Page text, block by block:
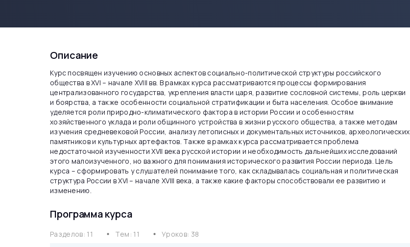
Описание
Курс посвящен изучению основных аспектов социально-политической структуры российского
общества в XVI – начале XVIII вв. В рамках курса рассматриваются процессы формирования
централизованного государства, укрепления власти царя, развитие сословной системы, роль церкви
и боярства, а также особенности социальной стратификации и быта населения. Особое внимание
уделяется роли природно-климатического фактора в истории России и особенностям
хозяйственного уклада и роли общинного устройства в жизни русского общества, а также методам
изучения средневековой России, анализу летописных и документальных источников, археологических
памятников и культурных артефактов. Также в рамках курса рассматривается проблема
недостаточной изученности XVII века русской истории и необходимость дальнейших исследований
этого малоизученного, но важного для понимания исторического развития России периода. Цель
курса – сформировать у слушателей понимание того, как складывалась социальная и политическая
структура России в XVI – начале XVIII века, а также какие факторы способствовали ее развитию и
изменению.
Программа курса
Разделов: 11 mdi circle Тем: 11 mdi circle Уроков: 38